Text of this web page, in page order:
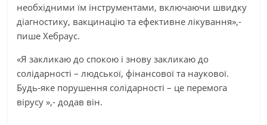
необхідними їм інструментами, включаючи швидку
діагностику, вакцинацію та ефективне лікування»,-
пише Хебраус.
«Я закликаю до спокою і знову закликаю до
солідарності – людської, фінансової та наукової.
Будь-яке порушення солідарності – це перемога
вірусу »,- додав він.